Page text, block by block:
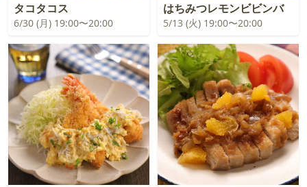
タコタコス
6/30 (月) 19:00〜20:00
はちみつレモンビビンバ
5/13 (火) 19:00〜20:00